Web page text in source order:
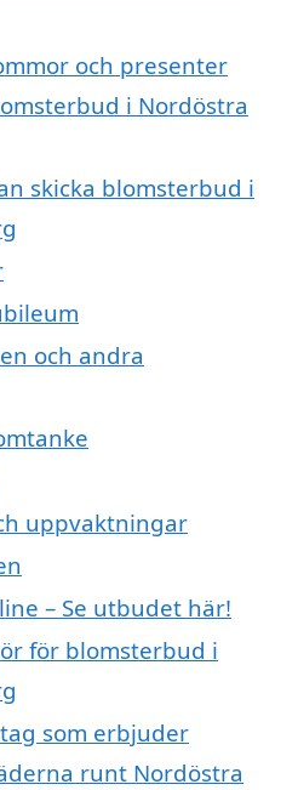
och presenter
i Nordöstra
skicka blomsterbud i
och andra
uppvaktningar
– Se utbudet här!
för blomsterbud i
som erbjuder
runt Nordöstra